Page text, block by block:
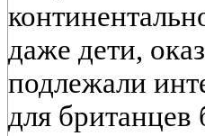
даже дети,
подлежали
для британцев